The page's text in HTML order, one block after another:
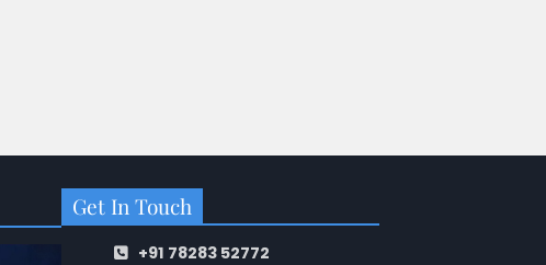
Get In Touch
+91 78283 52772